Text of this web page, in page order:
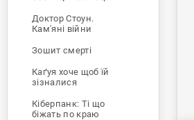
Доктор Стоун.
Кам'яні війни
Зошит смерті
Каґуя хоче щоб їй
зізналися
Кіберпанк: Ті що
біжать по краю